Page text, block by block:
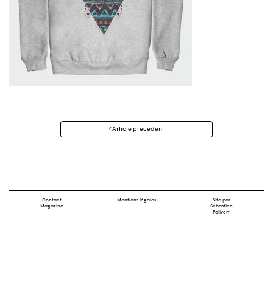
Navigation
Article précédent
Contact
Magazine
Mentions légales
Site par
Sébastien
Poilvert